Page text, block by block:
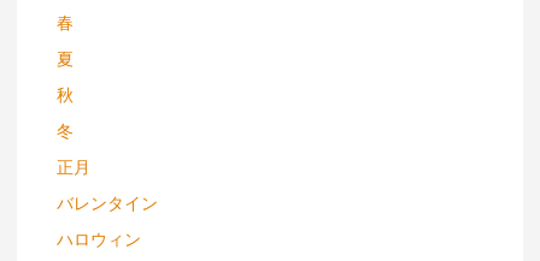
春
夏
秋
冬
正月
バレンタイン
ハロウィン